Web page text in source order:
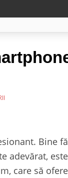
Bine
adevărat,
care să